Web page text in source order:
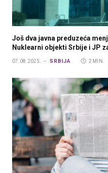
Još dva javna preduzeća
Nuklearni objekti Srbije i JP
07.08.2025. SRBIJA 2 MIN.